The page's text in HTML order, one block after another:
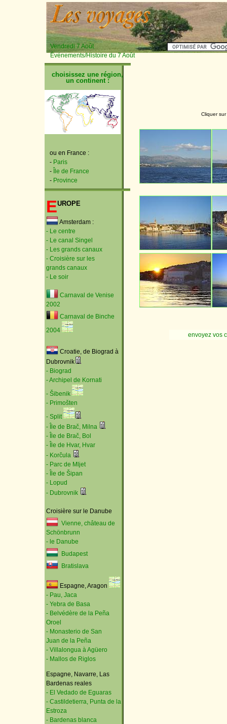
Vendredi 7 Août
Événements/Histoire du 7 Août
choisissez une région,
un continent :
ou en France :
- Paris
-
Île de France
- Province
Europe
Amsterdam :
- Le centre
- Le canal Singel
- Les grands canaux
- Croisière sur les
grands canaux
- Le soir
Carnaval de Venise
2002
Carnaval de Binche
2004
Croatie, de Biograd à
Dubrovnik
- Biograd
- Archipel de Kornati
- Šibenik
- Primošten
- Split
- Île de Brač, Milna
- Île de Brač, Bol
- Île de Hvar, Hvar
- Korčula
- Parc de Mljet
- Île de Šipan
- Lopud
- Dubrovnik
Croisière sur le Danube
Vienne, château de
Schönbrunn
- le Danube
Budapest
Bratislava
Espagne, Aragon
- Pau, Jaca
- Yebra de Basa
- Belvédère de la Peña
Oroel
- Monasterio de San
Juan de la Peña
- Villalongua à Agüero
- Mallos de Riglos
Espagne, Navarre, Las
Bardenas reales
- El Vedado de Eguaras
- Castildetierra, Punta de la
Estroza
- Bardenas blanca
Cliquer
envoyez vos